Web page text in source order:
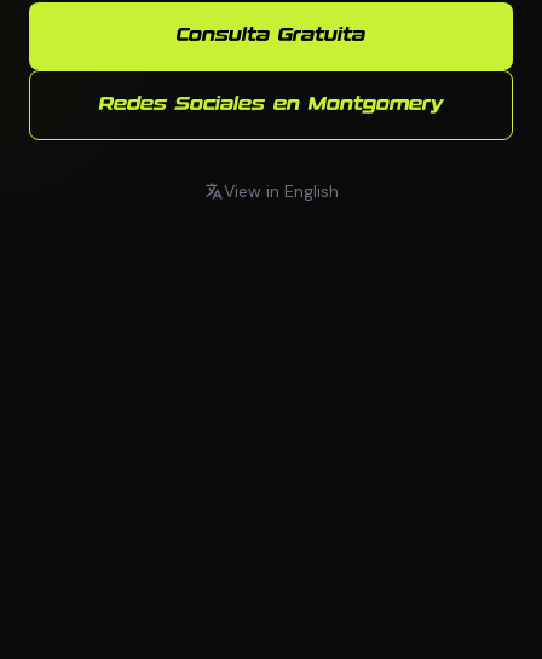
Consulta Gratuita
Redes Sociales en Montgomery
View in English